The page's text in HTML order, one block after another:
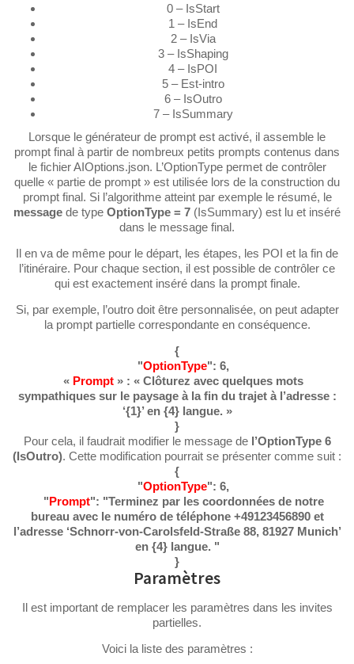
0 – IsStart
1 – IsEnd
2 – IsVia
3 – IsShaping
4 – IsPOI
5 – Est-intro
6 – IsOutro
7 – IsSummary
Lorsque le générateur de prompt est activé, il assemble le
prompt final à partir de nombreux petits prompts contenus dans
le fichier AIOptions.json. L’OptionType permet de contrôler
quelle « partie de prompt » est utilisée lors de la construction du
prompt final. Si l’algorithme atteint par exemple le résumé, le
message de type OptionType = 7 (IsSummary) est lu et inséré
dans le message final.
Il en va de même pour le départ, les étapes, les POI et la fin de
l’itinéraire. Pour chaque section, il est possible de contrôler ce
qui est exactement inséré dans la prompt finale.
Si, par exemple, l’outro doit être personnalisée, on peut adapter
la prompt partielle correspondante en conséquence.
{
"OptionType": 6,
« Prompt » : « Clôturez avec quelques mots
sympathiques sur le paysage à la fin du trajet à l’adresse :
‘{1}’ en {4} langue. »
}
Pour cela, il faudrait modifier le message de l’OptionType 6
(IsOutro). Cette modification pourrait se présenter comme suit :
{
"OptionType": 6,
"Prompt": "Terminez par les coordonnées de notre
bureau avec le numéro de téléphone +49123456890 et
l’adresse ‘Schnorr-von-Carolsfeld-Straße 88, 81927 Munich’
en {4} langue. "
}
Paramètres
Il est important de remplacer les paramètres dans les invites
partielles.
Voici la liste des paramètres :